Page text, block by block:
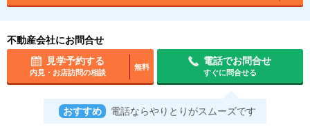
不動産会社にお問合せ
見学予約する
内見・お店訪問の相談
無料
電話でお問合せ
すぐに問合せる
おすすめ 電話ならやりとりがスムーズです